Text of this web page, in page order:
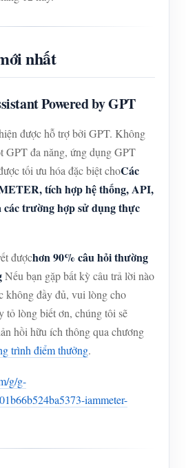
nhất
Powered by GPT
được hỗ trợ bởi GPT. Không
GPT đa năng, ứng dụng GPT
tối ưu hóa đặc biệt choCác
tích hợp hệ thống, API,
các trường hợp sử dụng thực
đượchơn 90% câu hỏi thường
Nếu bạn gặp bất kỳ câu trả lời nào
không đầy đủ, vui lòng cho
tỏ lòng biết ơn, chúng tôi sẽ
hồi hữu ích thông qua chương
trình điểm thưởng.
g/g-
iammeter-